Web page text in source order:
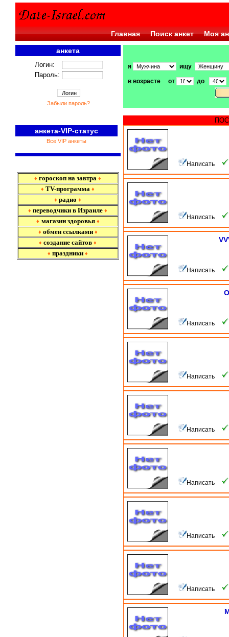
Главная Поиск анкет Моя
анкета
Логин:
Пароль:
Забыли пароль?
анкета-VIP-статус
Все VIP анкеты
♦ гороскоп на завтра ♦
♦ TV-программа ♦
♦ радио ♦
♦ переводчики в Израиле ♦
♦ магазин здоровья ♦
♦ обмен ссылками ♦
♦ создание сайтов ♦
♦ праздники ♦
я ищу
в возрасте от до
Написать
Написать
Написать
Написать
Написать
Написать
Написать
Написать
Написать